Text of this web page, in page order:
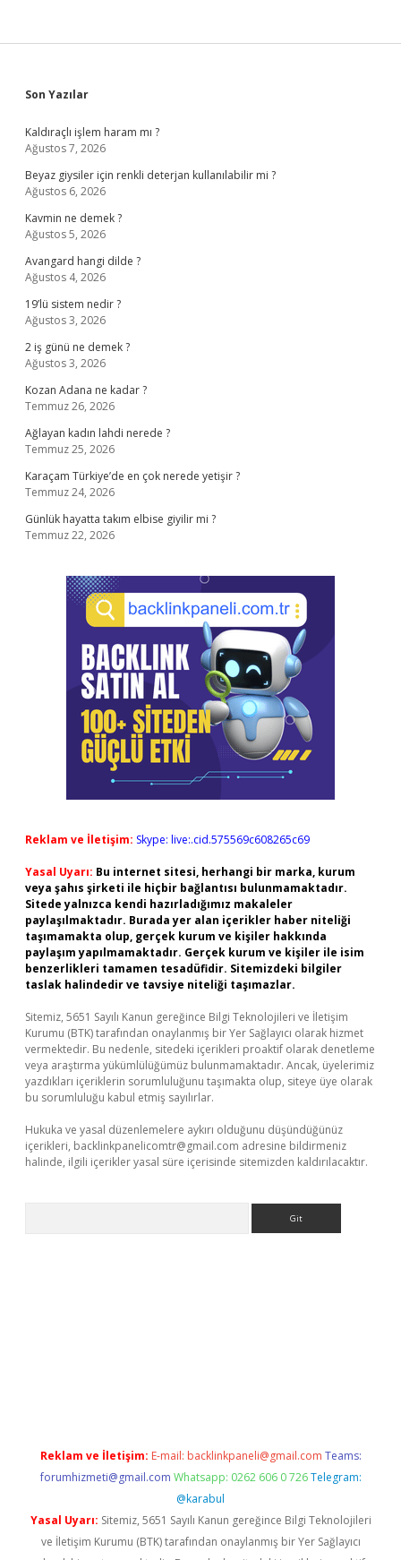
Sidebar
Son Yazılar
Kaldıraçlı işlem haram mı ?
Ağustos 7, 2026
Beyaz giysiler için renkli deterjan kullanılabilir mi ?
Ağustos 6, 2026
Kavmin ne demek ?
Ağustos 5, 2026
Avangard hangi dilde ?
Ağustos 4, 2026
19’lü sistem nedir ?
Ağustos 3, 2026
2 iş günü ne demek ?
Ağustos 3, 2026
Kozan Adana ne kadar ?
Temmuz 26, 2026
Ağlayan kadın lahdi nerede ?
Temmuz 25, 2026
Karaçam Türkiye’de en çok nerede yetişir ?
Temmuz 24, 2026
Günlük hayatta takım elbise giyilir mi ?
Temmuz 22, 2026
Reklam ve İletişim: Skype: live:.cid.575569c608265c69
Yasal Uyarı: Bu internet sitesi, herhangi bir marka, kurum
veya şahıs şirketi ile hiçbir bağlantısı bulunmamaktadır.
Sitede yalnızca kendi hazırladığımız makaleler
paylaşılmaktadır. Burada yer alan içerikler haber niteliği
taşımamakta olup, gerçek kurum ve kişiler hakkında
paylaşım yapılmamaktadır. Gerçek kurum ve kişiler ile isim
benzerlikleri tamamen tesadüfidir. Sitemizdeki bilgiler
taslak halindedir ve tavsiye niteliği taşımazlar.
Sitemiz, 5651 Sayılı Kanun gereğince Bilgi Teknolojileri ve İletişim
Kurumu (BTK) tarafından onaylanmış bir Yer Sağlayıcı olarak hizmet
vermektedir. Bu nedenle, sitedeki içerikleri proaktif olarak denetleme
veya araştırma yükümlülüğümüz bulunmamaktadır. Ancak, üyelerimiz
yazdıkları içeriklerin sorumluluğunu taşımakta olup, siteye üye olarak
bu sorumluluğu kabul etmiş sayılırlar.
Hukuka ve yasal düzenlemelere aykırı olduğunu düşündüğünüz
içerikleri, backlinkpanelicomtr@gmail.com adresine bildirmeniz
halinde, ilgili içerikler yasal süre içerisinde sitemizden kaldırılacaktır.
Reklam ve İletişim: E-mail: backlinkpaneli@gmail.com Teams:
forumhizmeti@gmail.com Whatsapp: 0262 606 0 726 Telegram:
@karabul
Yasal Uyarı: Sitemiz, 5651 Sayılı Kanun gereğince Bilgi Teknolojileri
ve İletişim Kurumu (BTK) tarafından onaylanmış bir Yer Sağlayıcı